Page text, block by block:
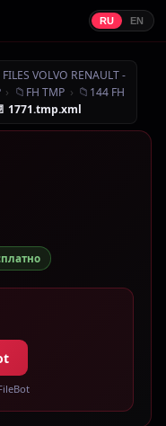
RU EN
VOLVO RENAULT -
› 📁 FH TMP › 📁 144 FH
1771.tmp.xml